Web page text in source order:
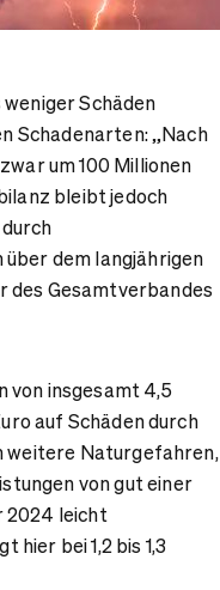
Schäden
Schadenarten: „Nach
um 100 Millionen
bleibt jedoch
dem langjährigen
des Gesamtverbandes
von insgesamt 4,5
auf Schäden durch
weitere Naturgefahren,
von gut einer
2024 leicht
bei 1,2 bis 1,3